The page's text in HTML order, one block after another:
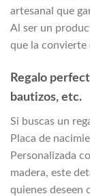
artesanal que
Al ser un
que la convierte
Regalo
bautizos, etc.
Si buscas un
Placa de
Personalizada
madera, este
quienes deseen